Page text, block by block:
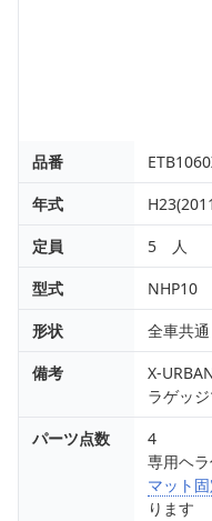
品番
年式
定員
5 人
型式
NHP10
形状
全車共通
備考
X-
ラゲッ
パーツ点数
4
専用ヘ
マット
ります